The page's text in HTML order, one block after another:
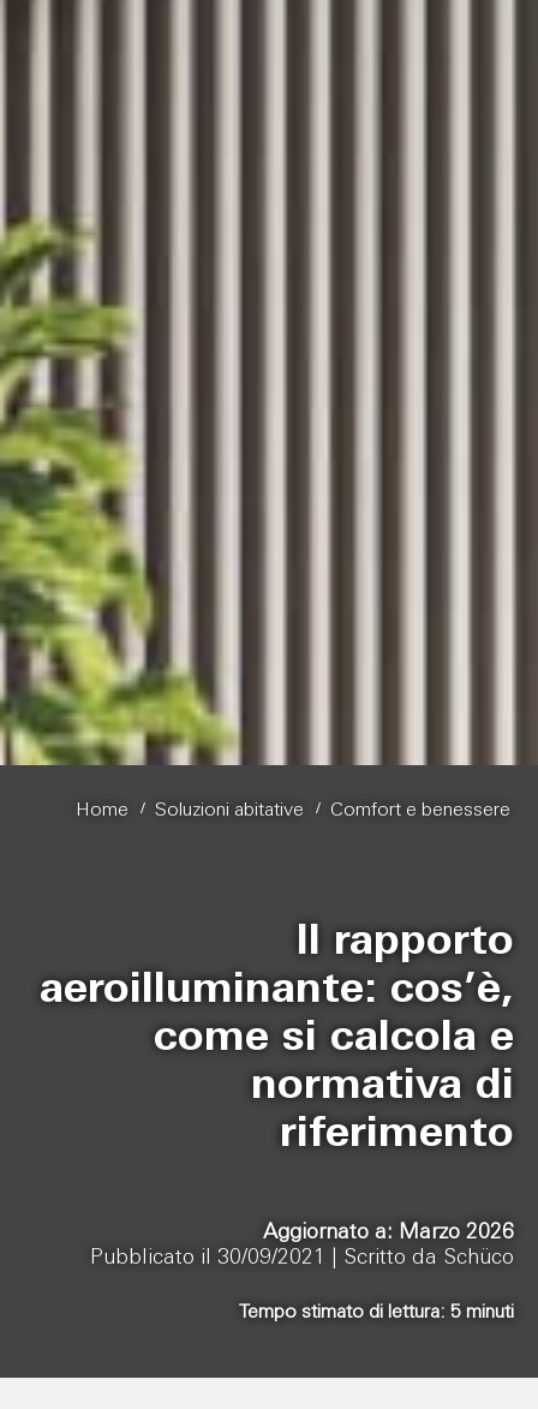
Home / Soluzioni abitative / Comfort e benessere
Il rapporto
aeroilluminante: cos’è,
come si calcola e
normativa di
riferimento
Aggiornato a: Marzo 2026
Pubblicato il 30/09/2021 | Scritto da Schüco
Tempo stimato di lettura: 5 minuti